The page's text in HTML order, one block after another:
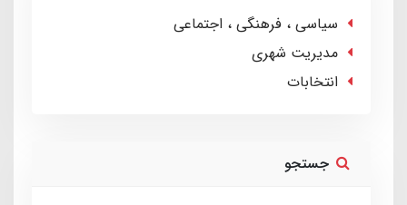
سیاسی ، فرهنگی ، اجتماعی
مدیریت شهری
انتخابات
جستجو